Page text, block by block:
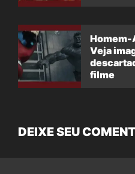
Homem-
Veja
filme
DEIXE SEU